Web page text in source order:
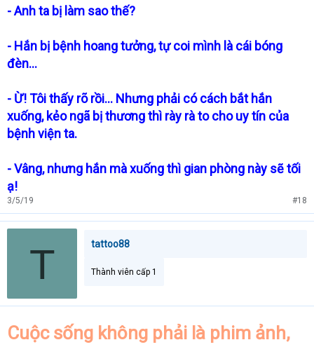
- Anh ta bị làm sao thế?
- Hắn bị bệnh hoang tưởng, tự coi mình là cái bóng
đèn...
- Ừ! Tôi thấy rõ rồi... Nhưng phải có cách bắt hắn
xuống, kẻo ngã bị thương thì rày rà to cho uy tín của
bệnh viện ta.
- Vâng, nhưng hắn mà xuống thì gian phòng này sẽ tối
ạ!
3/5/19 #18
T tattoo88
Thành viên cấp 1
Cuộc sống không phải là phim ảnh,